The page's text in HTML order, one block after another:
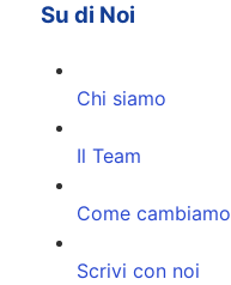
Su di Noi
Chi siamo
Il Team
Come cambiamo
Scrivi con noi